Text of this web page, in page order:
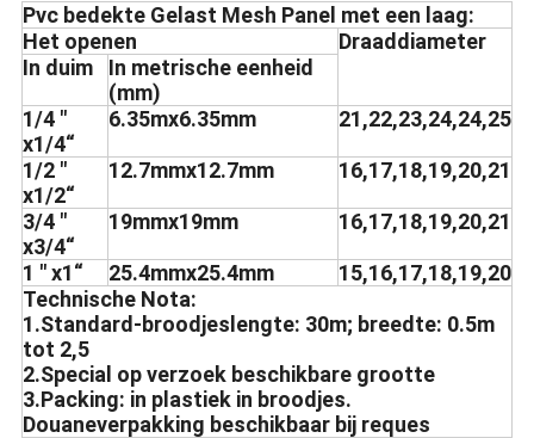
Pvc bedekte Gelast Mesh Panel met een laag:
Het openen
Draaddiameter
In duim
In metrische eenheid
(mm)
1/4 "
x1/4“
6.35mx6.35mm 21,22,23,24,24,25
1/2 "
x1/2“
12.7mmx12.7mm 16,17,18,19,20,21
3/4 "
x3/4“
19mmx19mm 16,17,18,19,20,21
1 " x1“ 25.4mmx25.4mm
15,16,17,18,19,20
Technische Nota:
1.Standard-broodjeslengte: 30m; breedte: 0.5m
tot 2,5
2.Special op verzoek beschikbare grootte
3.Packing: in plastiek in broodjes.
Douaneverpakking beschikbaar bij reques